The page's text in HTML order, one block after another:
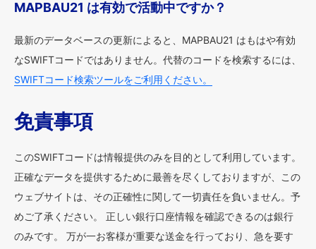
MAPBAU21 は有効で活動中ですか？
最新のデータベースの更新によると、MAPBAU21 はもはや有効
なSWIFTコードではありません。代替のコードを検索するには、
SWIFTコード検索ツールをご利用ください。
免責事項
このSWIFTコードは情報提供のみを目的として利用しています。
正確なデータを提供するために最善を尽くしておりますが、この
ウェブサイトは、その正確性に関して一切責任を負いません。予
めご了承ください。 正しい銀行口座情報を確認できるのは銀行
のみです。 万が一お客様が重要な送金を行っており、急を要す